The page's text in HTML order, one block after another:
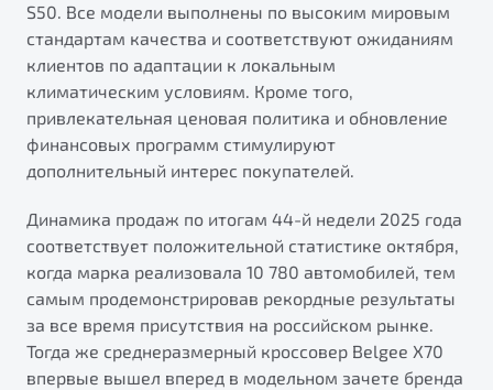
Универсальный кроссовер
от 2 499 990 ₽*
Обзор В наличии
Запись на сервис
Калькулятор ТО
Клиентская поддержка
S50. Все модели выполнены по высоким мировым
стандартам качества и соответствуют ожиданиям
клиентов по адаптации к локальным
климатическим условиям. Кроме того,
привлекательная ценовая политика и обновление
финансовых программ стимулируют
дополнительный интерес покупателей.
Динамика продаж по итогам 44-й недели 2025 года
соответствует положительной статистике октября,
когда марка реализовала 10 780 автомобилей, тем
самым продемонстрировав рекордные результаты
за все время присутствия на российском рынке.
Тогда же среднеразмерный кроссовер Belgee Х70
впервые вышел вперед в модельном зачете бренда